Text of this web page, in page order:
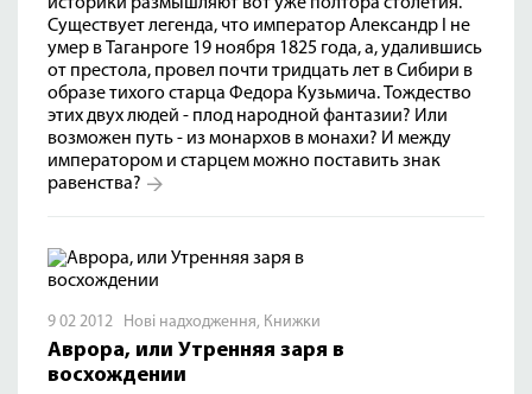
Существует легенда, что император Александр I не
умер в Таганроге 19 ноября 1825 года, а, удалившись
от престола, провел почти тридцать лет в Сибири в
образе тихого старца Федора Кузьмича. Тождество
этих двух людей - плод народной фантазии? Или
возможен путь - из монархов в монахи? И между
императором и старцем можно поставить знак
равенства?
9 02 2012 Нові надходження, Книжки
Аврора, или Утренняя заря в
восхождении